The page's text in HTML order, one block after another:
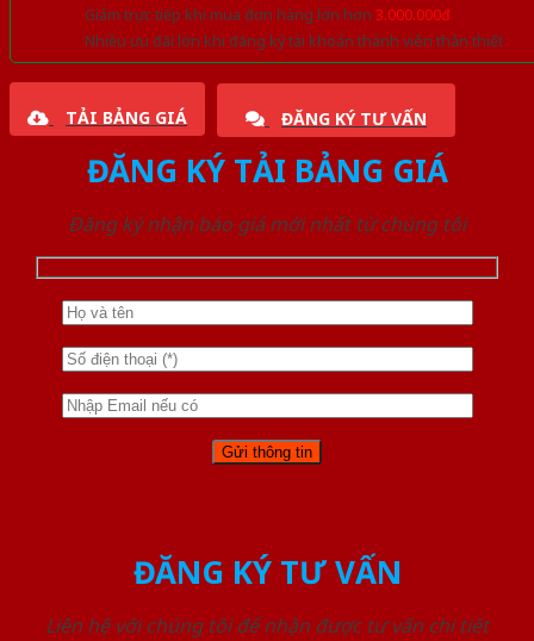
Giảm trực tiếp khi mua đơn hàng lớn hơn 3.000.000đ
Nhiều ưu đãi lớn khi đăng ký tài khoản thành viên thân thiết
TẢI BẢNG GIÁ ĐĂNG KÝ TƯ VẤN
ĐĂNG KÝ TẢI BẢNG GIÁ
Đăng ký nhận báo giá mới nhất từ chúng tôi
ĐĂNG KÝ TƯ VẤN
Liên hệ với chúng tôi để nhận được tư vấn chi tiết